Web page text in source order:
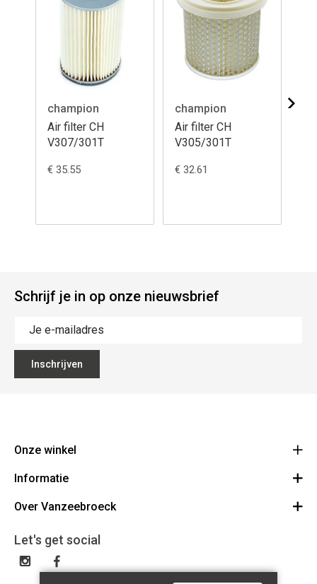
champion
Air filter CH
V307/301T
€ 35.55
champion
Air filter CH
V305/301T
€ 32.61
Schrijf je in op onze nieuwsbrief
Inschrijven
Onze winkel
Vanzeebroeck Motors
1600 Sint-Pieters-Leeuw
023316022
BE0425198510
Informatie
Bestelling annuleren
Algemene voorwaarden
Disclaimer
Over Vanzeebroeck
Cadeaubon
Verzenden & Retourneren
Let's get social